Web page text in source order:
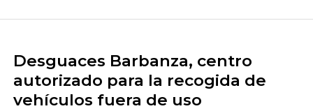
Desguaces Barbanza, centro
autorizado para la recogida de
vehículos fuera de uso